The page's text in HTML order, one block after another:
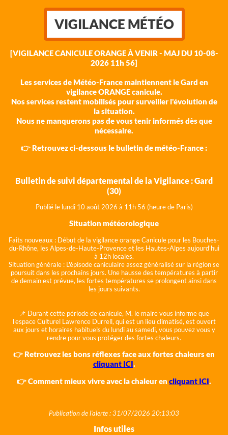
VIGILANCE MÉTÉO
[VIGILANCE CANICULE ORANGE À VENIR - MAJ DU 10-08-
2026 11h 56]
Les services de Météo-France maintiennent le Gard en
vigilance ORANGE canicule.
Nos services restent mobilisés pour surveiller l'évolution de
la situation.
Nous ne manquerons pas de vous tenir informés dès que
nécessaire.
👉 Retrouvez ci-dessous le bulletin de météo-France :
Bulletin de suivi départemental de la Vigilance : Gard
(30)
Publié le lundi 10 août 2026 à 11h 56 (heure de Paris)
Situation météorologique
Faits nouveaux : Début de la vigilance orange Canicule pour les Bouches-
du-Rhône, les Alpes-de-Haute-Provence et les Hautes-Alpes aujourd'hui
à 12h locales.
Situation générale : L'épisode caniculaire assez généralisé sur la région se
poursuit dans les prochains jours. Une hausse des températures à partir
de demain est prévue, les fortes températures se prolongent ainsi dans
les jours suivants.
📌 Durant cette période de canicule, M. le maire vous informe que
l'espace Culturel Lawrence Durrell, qui est un lieu climatisé, est ouvert
aux jours et horaires habituels du lundi au samedi, vous pouvez vous y
rendre pour vous protéger des fortes chaleurs.
👉 Retrouvez les bons réflexes face aux fortes chaleurs en
cliquant ICI.
👉 Comment mieux vivre avec la chaleur en cliquant ICI.
Publication de l'alerte : 31/07/2026 20:13:03
Infos utiles